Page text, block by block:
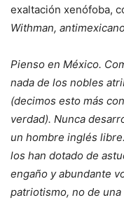
exaltación xenófoba,
Withman,
Pienso en México.
nada de los nobles
(decimos esto más
verdad). Nunca
un hombre inglés
los han dotado de
engaño y abundante
patriotismo, no de